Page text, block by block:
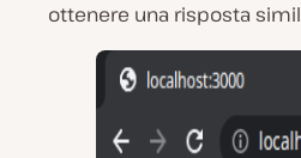
ottenere una risposta